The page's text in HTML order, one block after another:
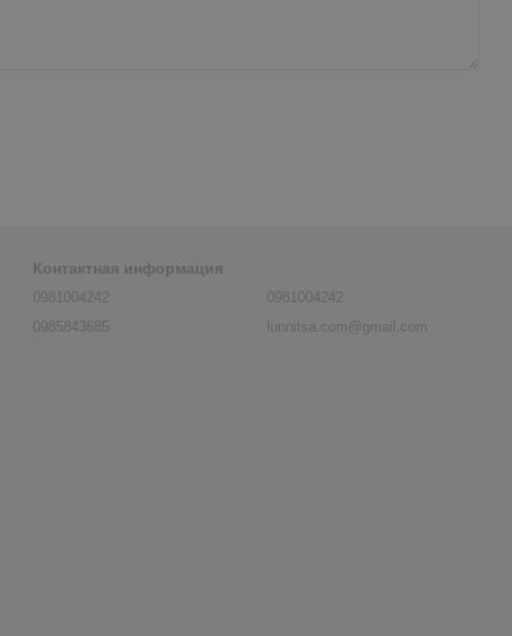
Контактная информация
0981004242
0985843685
0981004242
lunnitsa.com@gmail.com